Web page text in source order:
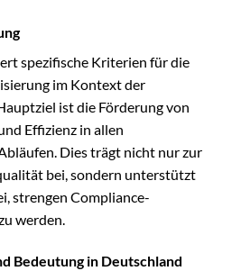
spezifische Kriterien für die
im Kontext der
ist die Förderung von
Effizienz in allen
Dies trägt nicht nur zur
bei, sondern unterstützt
strengen Compliance-
werden.
Bedeutung in Deutschland